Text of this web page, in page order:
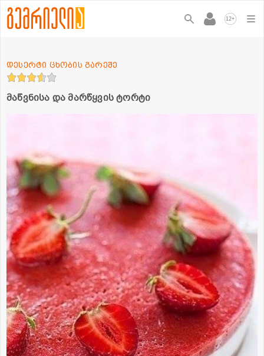
12+
მაწვნისა და მარწყვის ტორტი
დესერტი ცხობის გარეშე